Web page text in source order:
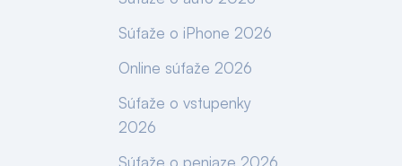
Súťaže o iPhone 2026
Online súťaže 2026
Súťaže o vstupenky
2026
Súťaže o peniaze 2026